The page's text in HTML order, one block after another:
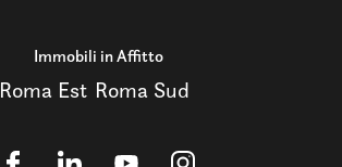
Immobili in Affitto
Roma Est Roma Sud